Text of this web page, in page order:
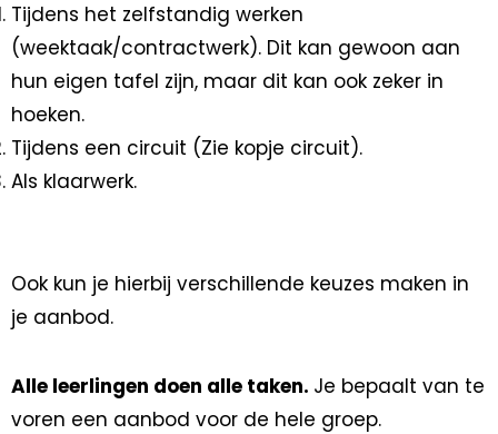
Tijdens het zelfstandig werken
(weektaak/contractwerk). Dit kan gewoon aan
hun eigen tafel zijn, maar dit kan ook zeker in
hoeken.
Tijdens een circuit (Zie kopje circuit).
Als klaarwerk.
Ook kun je hierbij verschillende keuzes maken in
je aanbod.
Alle leerlingen doen alle taken. Je bepaalt van te
voren een aanbod voor de hele groep.